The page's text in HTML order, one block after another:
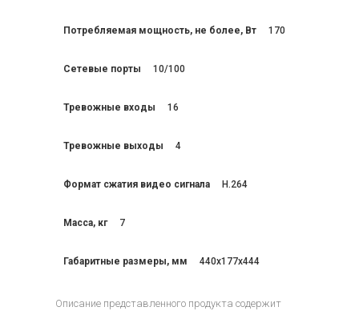
Потребляемая мощность, не более, Вт 170
Сетевые порты 10/100
Тревожные входы 16
Тревожные выходы 4
Формат сжатия видео сигнала H.264
Масса, кг 7
Габаритные размеры, мм 440x177x444
Описание представленного продукта содержит